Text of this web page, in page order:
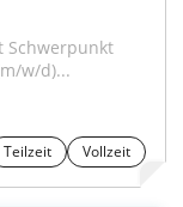
w/d)...
Teilzeit Vollzeit